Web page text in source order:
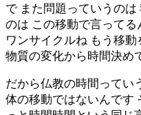
で また問題っていうの
のは この移動で言って
ワンサイクルね もう移
物質の変化から時間決め
だから仏教の時間ってい
体の移動ではないんです